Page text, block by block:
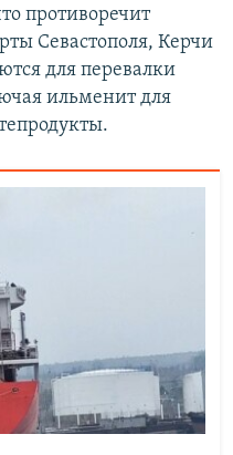
противоречит
Севастополя, Керчи
для перевалки
ильменит для